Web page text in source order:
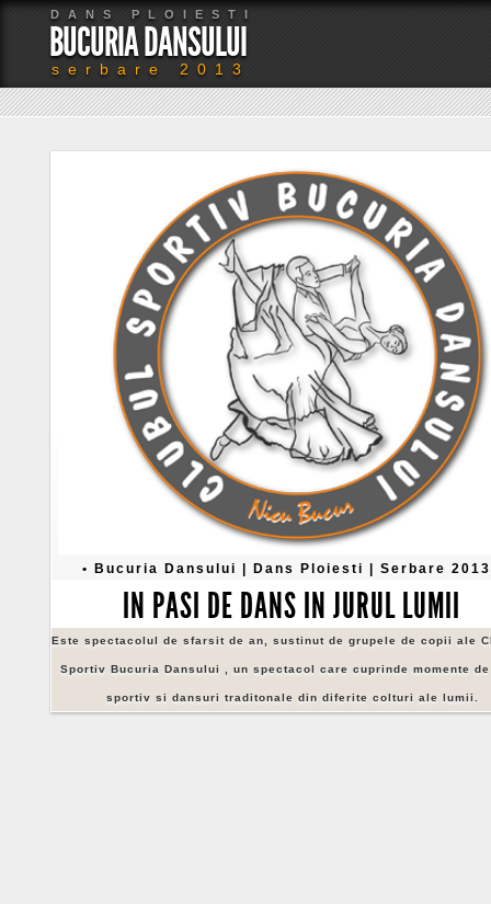
DANS PLOIESTI
BUCURIA DANSULUI
serbare 2013
IN PASI DE DANS IN JURUL LUMII
• Bucuria Dansului | Dans Ploiesti | Serbare 2013
Este spectacolul de sfarsit de an, sustinut de grupele de copii ale
Sportiv Bucuria Dansului , un spectacol care cuprinde momente
sportiv si dansuri traditonale din diferite colturi ale lumii.